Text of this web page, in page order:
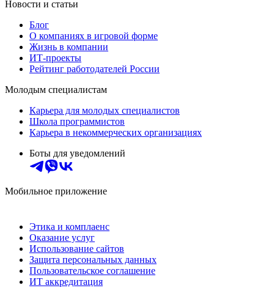
Новости и статьи
Блог
О компаниях в игровой форме
Жизнь в компании
ИТ-проекты
Рейтинг работодателей России
Молодым специалистам
Карьера для молодых специалистов
Школа программистов
Карьера в некоммерческих организациях
Боты для уведомлений
Мобильное приложение
Этика и комплаенс
Оказание услуг
Использование сайтов
Защита персональных данных
Пользовательское соглашение
ИТ аккредитация